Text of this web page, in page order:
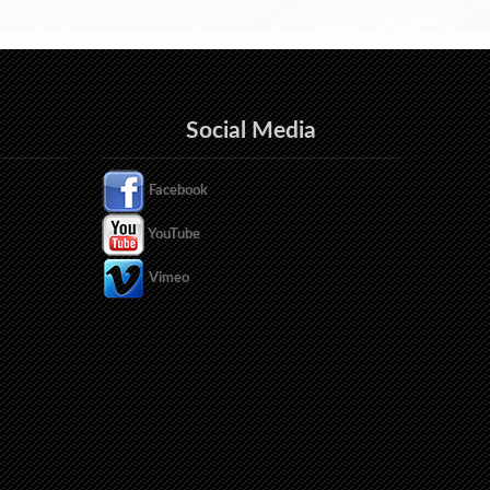
Social Media
Facebook
YouTube
Vimeo